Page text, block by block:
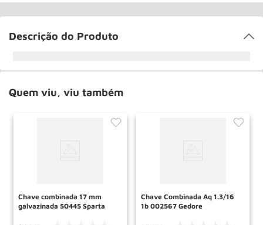
Descrição do Produto
Quem viu, viu também
Chave combinada 17 mm
galvazinada 50445 Sparta
Chave Combinada Aq 1.3/16
1b 002567 Gedore